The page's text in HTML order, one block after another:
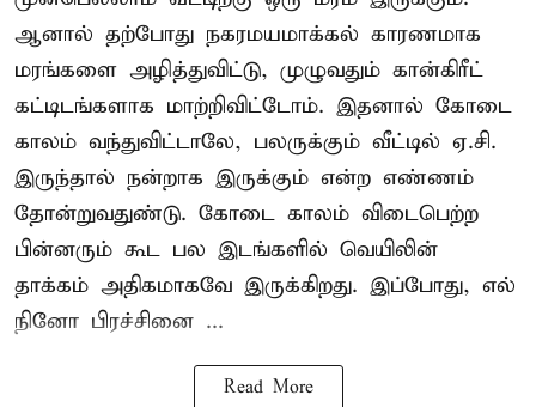
ஆனால் தற்போது நகரமயமாக்கல் காரணமாக
மரங்களை அழித்துவிட்டு, முழுவதும் கான்கிரீட்
கட்டிடங்களாக மாற்றிவிட்டோம். இதனால் கோடை
காலம் வந்துவிட்டாலே, பலருக்கும் வீட்டில் ஏ.சி.
இருந்தால் நன்றாக இருக்கும் என்ற எண்ணம்
தோன்றுவதுண்டு. கோடை காலம் விடைபெற்ற
பின்னரும் கூட பல இடங்களில் வெயிலின்
தாக்கம் அதிகமாகவே இருக்கிறது. இப்போது, எல்
நினோ பிரச்சினை ...
Read More